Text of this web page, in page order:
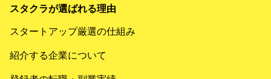
スタクラが選ばれる理由
スタートアップ厳選の仕組み
紹介する企業について